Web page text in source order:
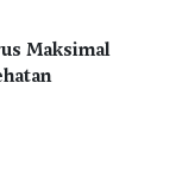
Maksimal